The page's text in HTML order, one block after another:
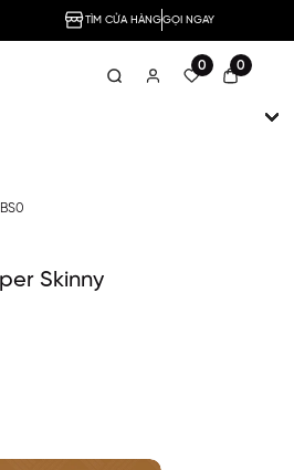
TÌM CỬA HÀNGGỌI NGAY
0 0
Skinny